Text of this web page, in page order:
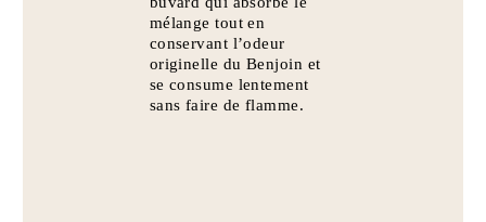
mélange tout en
conservant l’odeur
originelle du Benjoin et
se consume lentement
sans faire de flamme.